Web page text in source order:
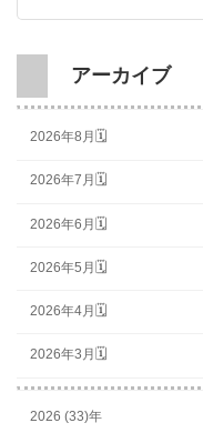
アーカイブ
2026年8月🗓
2026年7月🗓
2026年6月🗓
2026年5月🗓
2026年4月🗓
2026年3月🗓
2026 (33)年